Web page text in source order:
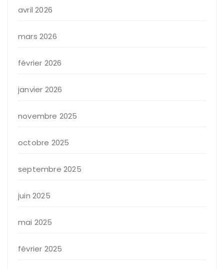
avril 2026
mars 2026
février 2026
janvier 2026
novembre 2025
octobre 2025
septembre 2025
juin 2025
mai 2025
février 2025